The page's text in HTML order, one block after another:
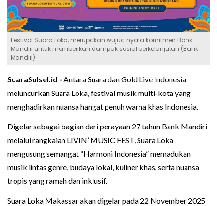
Festival Suara Loka, merupakan wujud nyata komitmen Bank
Mandiri untuk memberikan dampak sosial berkelanjutan (Bank
Mandiri)
SuaraSulsel.id - Antara Suara dan Gold Live Indonesia
meluncurkan Suara Loka, festival musik multi-kota yang
menghadirkan nuansa hangat penuh warna khas Indonesia.
Digelar sebagai bagian dari perayaan 27 tahun Bank Mandiri
melalui rangkaian LIVIN’ MUSIC FEST, Suara Loka
mengusung semangat “Harmoni Indonesia” memadukan
musik lintas genre, budaya lokal, kuliner khas, serta nuansa
tropis yang ramah dan inklusif.
Suara Loka Makassar akan digelar pada 22 November 2025